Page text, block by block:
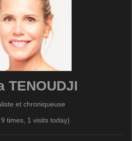
TENOUDJI
et chroniqueuse
times, 1 visits today)